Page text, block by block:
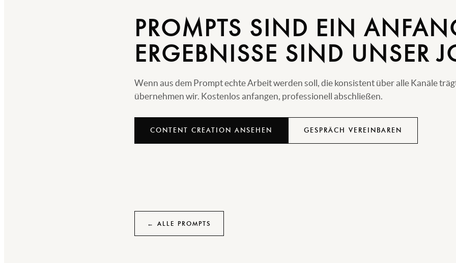
PROMPTS SIND EIN
ERGEBNISSE SIND UNSER
Wenn aus dem Prompt echte Arbeit werden soll, die konsistent über alle Kanäle
übernehmen wir. Kostenlos anfangen, professionell abschließen.
CONTENT CREATION ANSEHEN GESPRÄCH VEREINBAREN
← ALLE PROMPTS